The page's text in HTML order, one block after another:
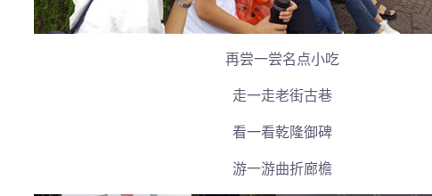
再尝一尝名点小吃
走一走老街古巷
看一看乾隆御碑
游一游曲折廊檐